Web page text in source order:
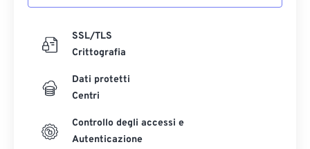
SSL/TLS
Crittografia
Dati protetti
Centri
Controllo degli accessi e
Autenticazione